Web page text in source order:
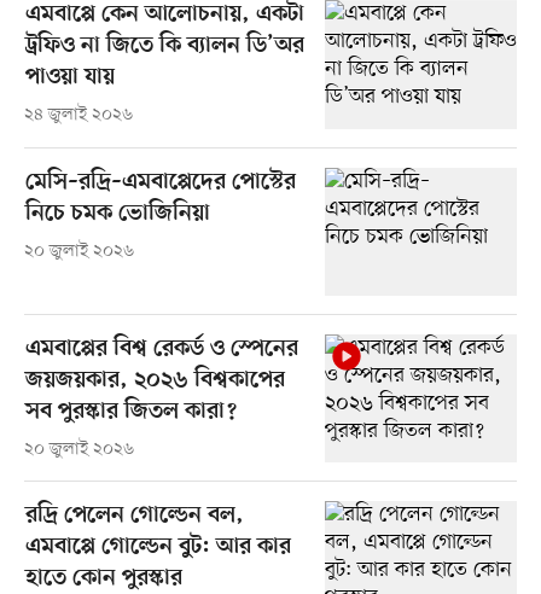
এমবাপ্পে কেন আলোচনায়, একটা
ট্রফিও না জিতে কি ব্যালন ডি’অর
পাওয়া যায়
২৪ জুলাই ২০২৬
মেসি–রদ্রি–এমবাপ্পেদের পোস্টের
নিচে চমক ভোজিনিয়া
২০ জুলাই ২০২৬
এমবাপ্পের বিশ্ব রেকর্ড ও স্পেনের
জয়জয়কার, ২০২৬ বিশ্বকাপের
সব পুরস্কার জিতল কারা?
২০ জুলাই ২০২৬
রদ্রি পেলেন গোল্ডেন বল,
এমবাপ্পে গোল্ডেন বুট: আর কার
হাতে কোন পুরস্কার